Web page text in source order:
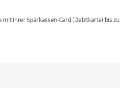
mit Ihrer Sparkassen-Card (Debitkarte) bis zu